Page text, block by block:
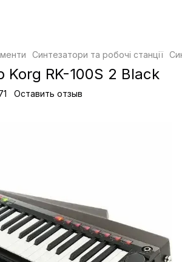
Синтезатори та робочі станції
Korg RK-100S 2 Black
Оставить отзыв